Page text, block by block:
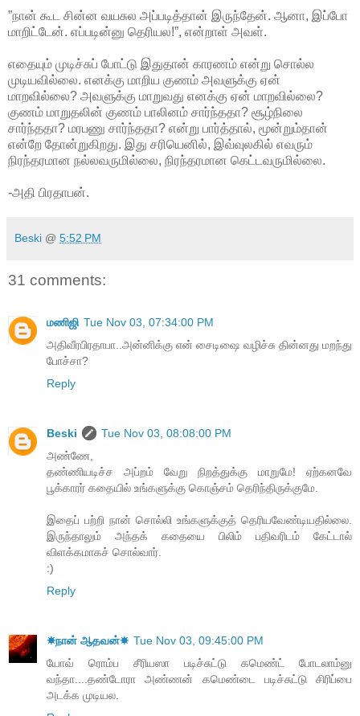
”நான் கூட சின்ன வயசுல அப்படித்தான் இருந்தேன். ஆனா, இப்போ
மாறிட்டேன். எப்படின்னு தெரியல!”, என்றாள் அவள்.
எதையும் முடிச்சுப் போட்டு இதுதான் காரணம் என்று சொல்ல
முடியவில்லை. எனக்கு மாறிய குணம் அவளுக்கு ஏன்
மாறவில்லை? அவளுக்கு மாறுவது எனக்கு ஏன் மாறவில்லை?
குணம் மாறுதலின் குணம் பாலினம் சார்ந்ததா? சூழ்நிலை
சார்ந்ததா? மரபணு சார்ந்ததா? என்று பார்த்தால், மூன்றும்தான்
என்றே தோன்றுகிறது. இது சரியெனில், இவ்வுலகில் எவரும்
நிரந்தரமான நல்லவருமில்லை, நிரந்தரமான கெட்டவருமில்லை.
-அதி பிரதாபன்.
Beski @ 5:52 PM
31 comments:
மணிஜி Tue Nov 03, 07:34:00 PM
அதிவீரபிரதாபா..அன்னிக்கு என் சைடிஷை வழிச்சு தின்னது மறந்து
போச்சா?
Reply
Beski
Tue Nov 03, 08:08:00 PM
அண்ணே,
தண்ணியடிச்ச அப்றம் வேறு நிறத்துக்கு மாறுமே! ஏற்கனவே
பூக்காரர் கதையில் உங்களுக்கு கொஞ்சம் தெரிந்திருக்குமே.
இதைப் பற்றி நான் சொல்லி உங்களுக்குத் தெரியவேண்டியதில்லை.
இருந்தாலும் அந்தக் கதையை பிலிம் பதிவரிடம் கேட்டால்
விளக்கமாகச் சொல்வார்.
:)
Reply
☀நான் ஆதவன்☀ Tue Nov 03, 09:45:00 PM
யோவ் ரொம்ப சீரியஸா படிச்சுட்டு கமெண்ட் போடலாம்னு
வந்தா....தண்டோரா அண்ணன் கமெண்டை படிச்சுட்டு சிரிப்பை
அடக்க முடியல.